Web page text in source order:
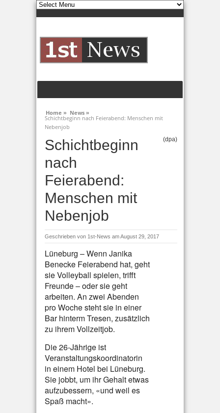
Home » News »
Schichtbeginn nach Feierabend: Menschen mit
Nebenjob
Schichtbeginn
nach
Feierabend:
Menschen mit
Nebenjob
(dpa)
Geschrieben von 1st-News am August 29, 2017
Lüneburg – Wenn Janika
Benecke Feierabend hat, geht
sie Volleyball spielen, trifft
Freunde – oder sie geht
arbeiten. An zwei Abenden
pro Woche steht sie in einer
Bar hinterm Tresen, zusätzlich
zu ihrem Vollzeitjob.
Die 26-Jährige ist
Veranstaltungskoordinatorin
in einem Hotel bei Lüneburg.
Sie jobbt, um ihr Gehalt etwas
aufzubessern, «und weil es
Spaß macht».